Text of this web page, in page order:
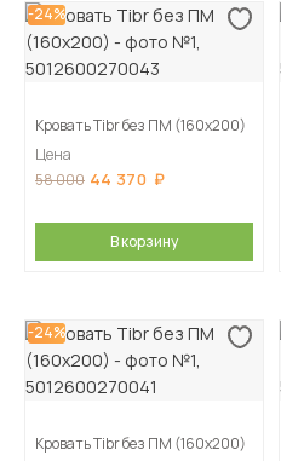
-24%
Кровать Tibr без ПМ (160х200)
Цена
58 000 44 370
В корзину
-24%
Кровать Tibr без ПМ (160х200)